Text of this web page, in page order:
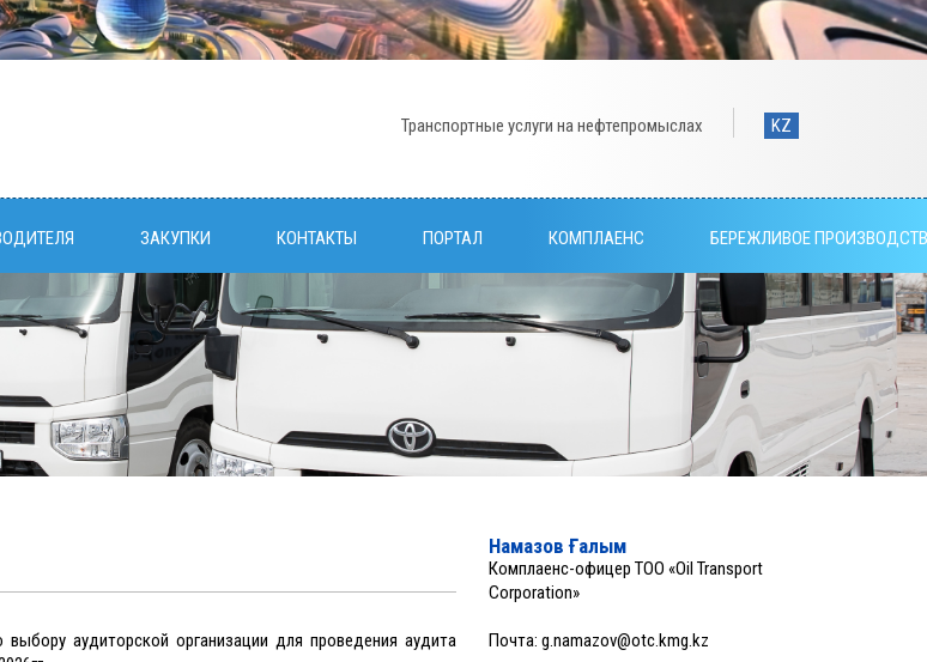
KZ
Транспортные услуги на нефтепромыслах
ЗАКУПКИ КОНТАКТЫ ПОРТАЛ КОМПЛАЕНС БЕРЕЖЛИВОЕ
аудиторской организации для проведения аудита
Намазов Ғалым
Комплаенс-офицер ТОО «Oil Transport
Corporation»
Почта: g.namazov@otc.kmg.kz